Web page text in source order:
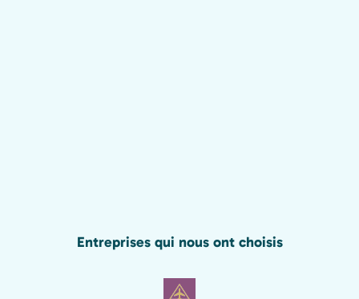
Entreprises qui nous ont choisis